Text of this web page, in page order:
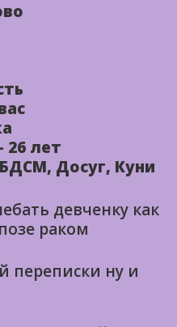
26 лет
БДСМ, Досуг, Куни
девченку как
раком
переписки ну и